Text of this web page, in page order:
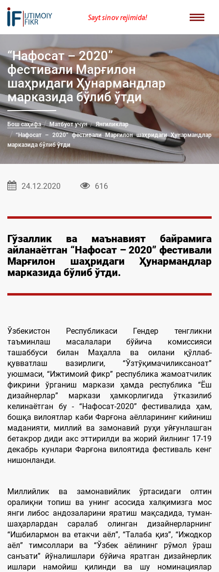
Sayt sinov rejimida!
“Нафосат – 2020”
фестивали Марғилон
шаҳридаги Ҳунармандлар
марказида бўлиб ўтди
Бош саҳифа Матбуот учун
Янгиликлар
“Нафосат – 2020” фестивали Марғилон шаҳридаги Ҳунармандлар
марказида бўлиб ўтди
24.12.2020 616
Гўзаллик ва маънавият байрамига
айланаётган “Нафосат – 2020” фестивали
Марғилон шаҳридаги Ҳунармандлар
марказида бўлиб ўтди.
Ўзбекистон Республикаси Гендер тенгликни
таъминлаш масалалари бўйича комиссияси
ташаббуси билан Маҳалла ва оилани қўллаб-
қувватлаш вазирлиги, “Ўзтўқимачиликсаноат”
уюшмаси, “Ижтимоий фикр” республика жамоатчилик
фикрини ўрганиш маркази ҳамда республика “Ёш
дизайнерлар” маркази ҳамкорлигида ўтказилиб
келинаётган бу - “Нафосат-2020” фестивалида ҳам,
бошқа вилоятлар каби Фарғона аёлларининг кийиниш
маданияти, миллий ва замонавий руҳи уйғунлашган
бетакрор диди акс эттирилди ва жорий йилнинг 17-19
декабрь кунлари Фарғона вилоятида фестиваль кенг
нишонланди.
Миллийлик ва замонавийлик ўртасидаги олтин
оралиқни топиш ва унинг асосида халқимизга мос
янги либос андозаларини яратиш мақсадида, туман-
шаҳарлардан саралаб олинган дизайнерларнинг
“Ишбилармон ва етакчи аёл”, “Талаба қиз”, “Ижодкор
аёл” тимсоллари ва “Ўзбек аёлининг рўмол ўраш
санъати” йўналишлари бўйича яратган дизайнерлик
ишлари намойиш қилинди ва шу номинациялар